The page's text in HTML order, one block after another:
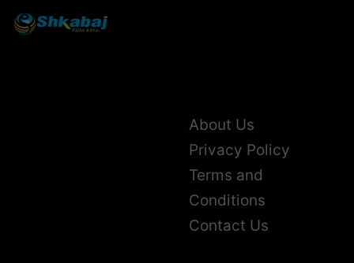
About Us
Privacy Policy
Terms and
Conditions
Contact Us